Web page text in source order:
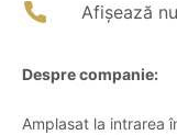
Afișează
Despre companie:
Amplasat la intrarea